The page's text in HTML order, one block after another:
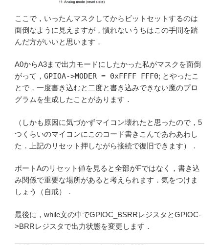
ここで，いったんマスクしてからビットセットするのは
面倒なように見えますが，慣れないうちはこの手間を踏
んだ方がいいと思います．
A0からA3まで出力モードにしたかった私がマスクを面倒
がって， GPIOA->MODER = 0xFFFF FFF0; とやったこ
とで，一度書き込むと二度と書き込みできない魔のプロ
グラムを生成したことがあります．
（しかも原因に気づかずマイコン壊れたと思ったので，5
つくらいのマイコンにこのコード書きこんであわあわし
た．上記のリセット押しながら接続で復旧できます）．
ポートAのリセット値を見ると全部がFではなく，書き込
み関係で重要な場所があると考えられます．気をつけま
しょう（自戒）．
最後に，while文の中でGPIOC_BSRRレジスタとGPIOC-
>BRRレジスタで出力状態を変更します．